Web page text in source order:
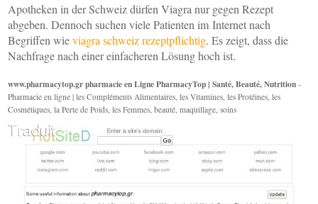
Apotheken in der Schweiz dürfen Viagra nur gegen Rezept
abgeben. Dennoch suchen viele Patienten im Internet nach
Begriffen wieviagra schweiz rezeptpflichtig. Es zeigt, dass die
Nachfrage nach einer einfacheren Lösung hoch ist.
www.pharmacytop.gr pharmacie en Ligne PharmacyTop | Santé, Beauté, Nutrition -
Pharmacie en ligne | les Compléments Alimentaires, les Vitamines, les Protéines, les
Cosmétiques, la Perte de Poids, les Femmes, beauté, maquillage, soins